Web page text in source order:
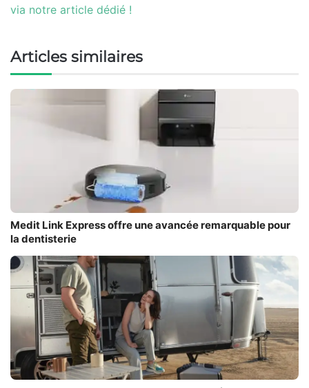
via notre article dédié !
Articles similaires
Medit Link Express offre une avancée remarquable pour
la dentisterie